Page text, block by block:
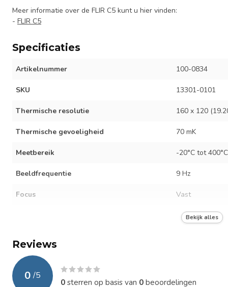
Meer informatie over de FLIR C5 kunt u hier vinden:
- FLIR C5
Specificaties
Artikelnummer 100-0834
SKU 13301-0101
Thermische resolutie 160 x 120
Thermische gevoeligheid 70 mK
Meetbereik -20°C tot 400°C
Beeldfrequentie 9 Hz
Focus Vast
54°
Batterij duur
Oplaad tijd batterij 120 min
Bekijk alles
Reviews
0 /5
0sterren op basis van 0beoordelingen